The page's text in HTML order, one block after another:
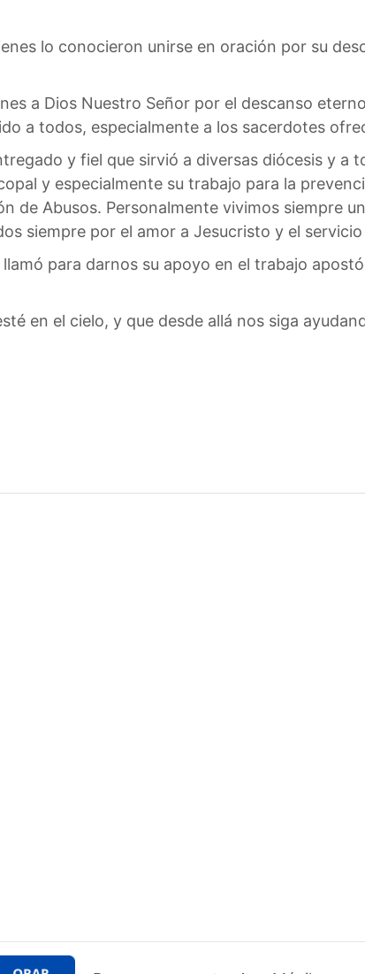
lo conocieron unirse en oración por su
a Dios Nuestro Señor por el descanso
a todos, especialmente a los sacerdotes
y fiel que sirvió a diversas diócesis y a
y especialmente su trabajo para la
de Abusos. Personalmente vivimos siempre
siempre por el amor a Jesucristo y el servicio
para darnos su apoyo en el trabajo
en el cielo, y que desde allá nos siga